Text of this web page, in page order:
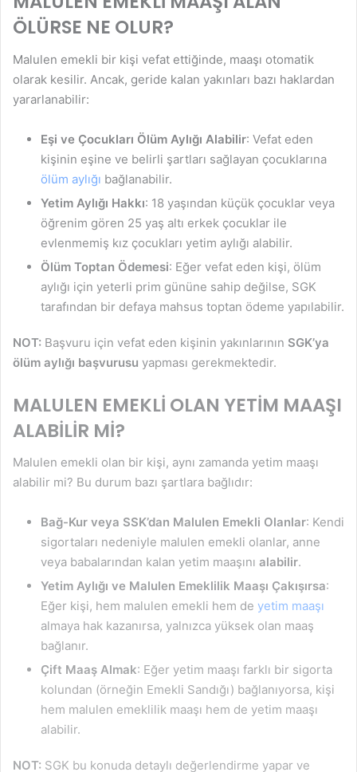
ÖLÜRSE NE OLUR?
Malulen emekli bir kişi vefat ettiğinde, maaşı otomatik
olarak kesilir. Ancak, geride kalan yakınları bazı haklardan
yararlanabilir:
Eşi ve Çocukları Ölüm Aylığı Alabilir: Vefat eden
kişinin eşine ve belirli şartları sağlayan çocuklarına
ölüm aylığı bağlanabilir.
Yetim Aylığı Hakkı: 18 yaşından küçük çocuklar veya
öğrenim gören 25 yaş altı erkek çocuklar ile
evlenmemiş kız çocukları yetim aylığı alabilir.
Ölüm Toptan Ödemesi: Eğer vefat eden kişi, ölüm
aylığı için yeterli prim gününe sahip değilse, SGK
tarafından bir defaya mahsus toptan ödeme yapılabilir.
NOT: Başvuru için vefat eden kişinin yakınlarının SGK’ya
ölüm aylığı başvurusu yapması gerekmektedir.
MALULEN EMEKLİ OLAN YETİM MAAŞI
ALABİLİR Mİ?
Malulen emekli olan bir kişi, aynı zamanda yetim maaşı
alabilir mi? Bu durum bazı şartlara bağlıdır:
Bağ-Kur veya SSK’dan Malulen Emekli Olanlar: Kendi
sigortaları nedeniyle malulen emekli olanlar, anne
veya babalarından kalan yetim maaşını alabilir.
Yetim Aylığı ve Malulen Emeklilik Maaşı Çakışırsa:
Eğer kişi, hem malulen emekli hem de yetim maaşı
almaya hak kazanırsa, yalnızca yüksek olan maaş
bağlanır.
Çift Maaş Almak: Eğer yetim maaşı farklı bir sigorta
kolundan (örneğin Emekli Sandığı) bağlanıyorsa, kişi
hem malulen emeklilik maaşı hem de yetim maaşı
alabilir.
NOT: SGK bu konuda detaylı değerlendirme yapar ve